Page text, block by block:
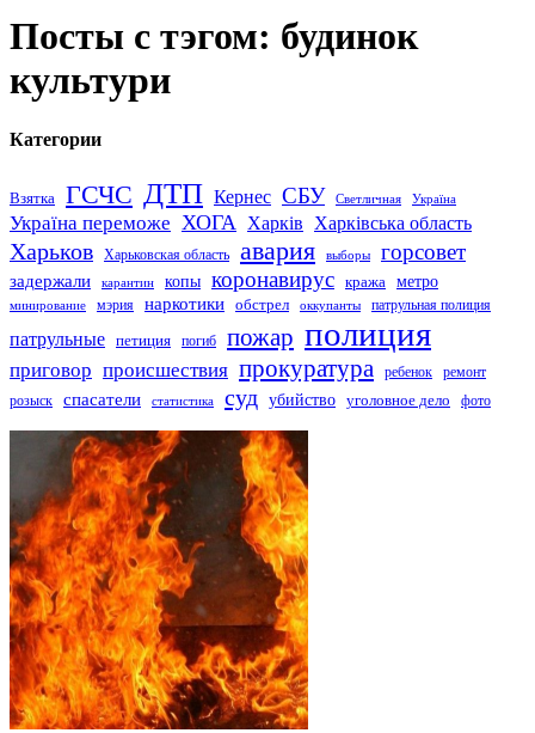
Посты с тэгом: будинок
культури
Категории
Взятка ГСЧС ДТП Кернес СБУ Светличная Україна
Україна переможе ХОГА Харків Харківська область
Харьков Харьковская область авария выборы горсовет
задержали карантин копы коронавирус кража метро
минирование мэрия наркотики обстрел оккупанты патрульная полиция
патрульные петиция погиб пожар полиция
приговор происшествия прокуратура ребенок
ремонт
розыск
спасатели статистика суд убийство уголовное дело фото